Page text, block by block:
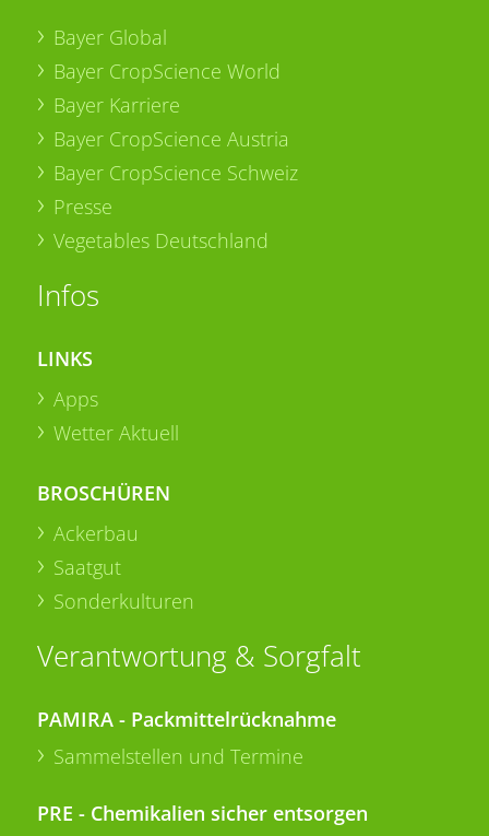
Bayer Global
Bayer CropScience World
Bayer Karriere
Bayer CropScience Austria
Bayer CropScience Schweiz
Presse
Vegetables Deutschland
Infos
LINKS
Apps
Wetter Aktuell
BROSCHÜREN
Ackerbau
Saatgut
Sonderkulturen
Verantwortung & Sorgfalt
PAMIRA - Packmittelrücknahme
Sammelstellen und Termine
PRE - Chemikalien sicher entsorgen